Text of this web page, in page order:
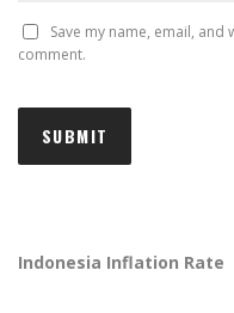
Save my name, email,
comment.
Indonesia Inflation Rate